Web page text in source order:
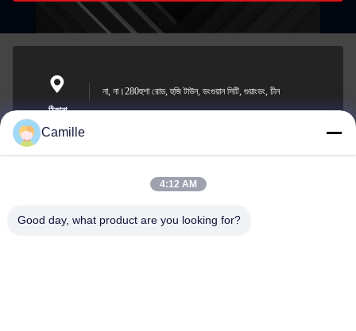
ঠিকানা
না, না।280হুশা রোড, হুজি টাউন, ডংগুয়ান সিটি, গুয়াংডং, চীন
ই-মেইল
sunny.xu@woolsche.com
Camille
4:12 AM
Good day, what product are you looking for?